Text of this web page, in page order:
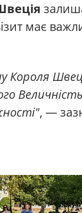
має
Короля
, —